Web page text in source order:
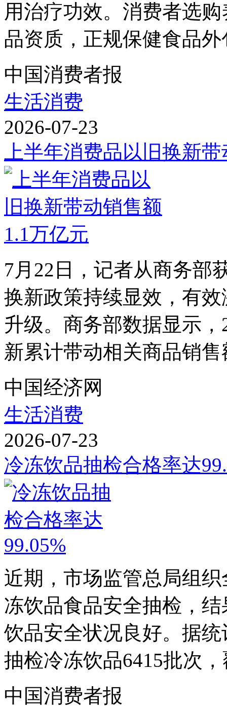
用治疗功效。消费者选
品资质，正规保健食品
中国消费者报
生活消费
2026-07-23
上半年消费品以旧换新
7月22日，记者从商务部
换新政策持续显效，有
升级。商务部数据显示
新累计带动相关商品销
中国经济网
生活消费
2026-07-23
冷冻饮品抽检合格率达
近期，市场监管总局组
冻饮品食品安全抽检，
饮品安全状况良好。据
抽检冷冻饮品6415批次
中国消费者报